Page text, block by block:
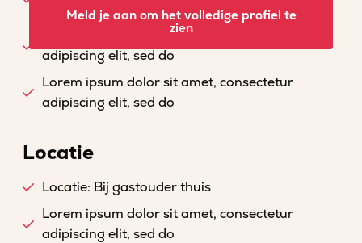
adipiscing elit, sed do
Lorem ipsum dolor sit amet, consectetur
adipiscing elit, sed do
Lorem ipsum dolor sit amet, consectetur
adipiscing elit, sed do
Meld je aan om het volledige profiel te
zien
Locatie
Locatie: Bij gastouder thuis
Lorem ipsum dolor sit amet, consectetur
adipiscing elit, sed do